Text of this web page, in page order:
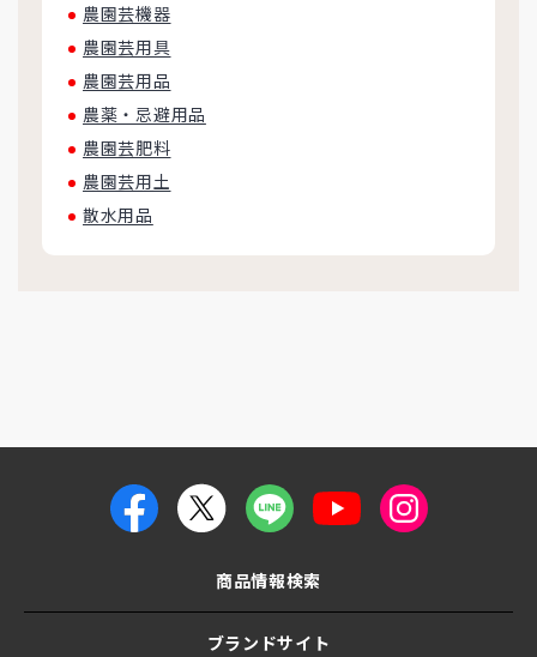
農園芸機器
農園芸用具
農園芸用品
農薬・忌避用品
農園芸肥料
農園芸用土
散水用品
商品情報検索
ブランドサイト